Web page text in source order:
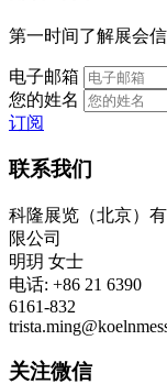
第一时间了解展会
电子邮箱
您的姓名
订阅
联系我们
科隆展览（北京）有
限公司
明玥 女士
电话: +86 21 6390
6161-832
关注微信